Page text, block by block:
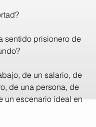
sentido prisionero de
de un salario, de
de una persona, de
un escenario ideal en